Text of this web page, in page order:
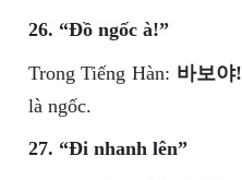
26. “Đồ ngốc à!”
Trong Tiếng Hàn: 바보야!
là ngốc.
27. “Đi nhanh lên”